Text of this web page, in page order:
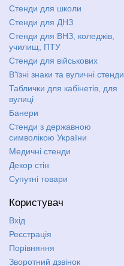
Стенди для школи
Стенди для ДНЗ
Стенди для ВНЗ, коледжів,
училищ, ПТУ
Стенди для військових
В'їзні знаки та вуличні стенди
Таблички для кабінетів, для
вулиці
Банери
Стенди з державною
символікою України
Медичні стенди
Декор стін
Супутні товари
Користувач
Вхід
Реєстрація
Порівняння
Зворотний дзвінок